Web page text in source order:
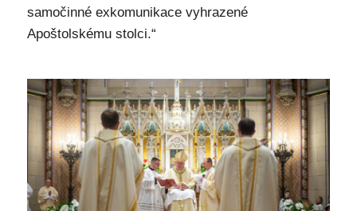
samočinné exkomunikace vyhrazené
Apoštolskému stolci.“